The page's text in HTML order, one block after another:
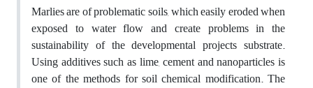
Marlies are of problematic soils, which easily eroded when
exposed to water flow and create problems in the
sustainability of the developmental projects substrate.
Using additives such as lime, cement and nanoparticles is
one of the methods for soil chemical modification. The